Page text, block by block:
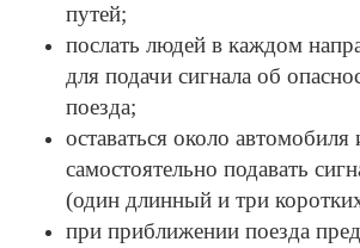
путей;
послать людей в каждом
для подачи сигнала об
поезда;
оставаться около автомобиля
самостоятельно подавать
(один длинный и три
при приближении поезда